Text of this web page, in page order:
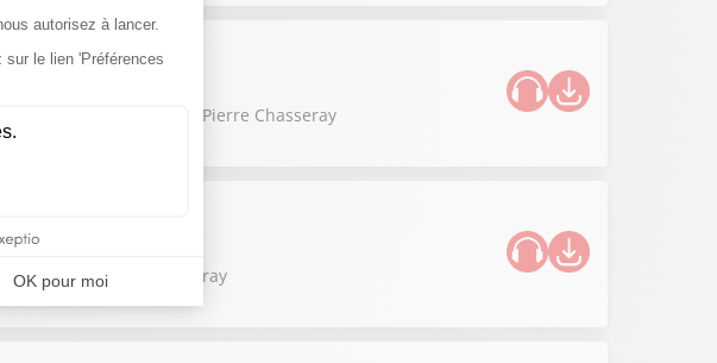
la chronique de Pierre Chasseray
de Pierre Chasseray